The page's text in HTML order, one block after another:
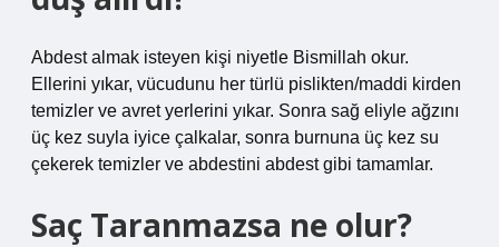
Abdest almak isteyen kişi niyetle Bismillah okur.
Ellerini yıkar, vücudunu her türlü pislikten/maddi kirden
temizler ve avret yerlerini yıkar. Sonra sağ eliyle ağzını
üç kez suyla iyice çalkalar, sonra burnuna üç kez su
çekerek temizler ve abdestini abdest gibi tamamlar.
Saç Taranmazsa ne olur?